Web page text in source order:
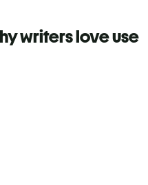
writers love use